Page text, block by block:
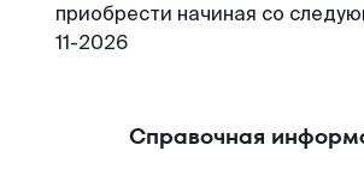
приобрести начиная со
11-2026
Справочная